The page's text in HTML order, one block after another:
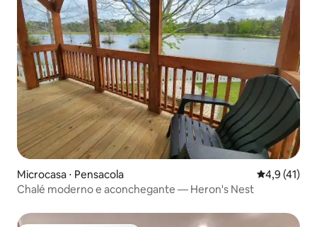
Microcasa ⋅ Pensacola 4,9 de uma
4,9 (41)
Chalé moderno e aconchegante — Heron's Nest